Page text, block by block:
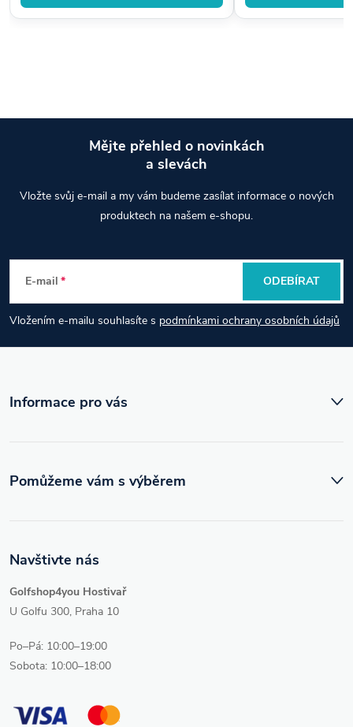
p
a
t
Mějte přehled o novinkách
a slevách
Vložte svůj e-mail a my vám budeme zasílat informace o nových
produktech na našem e-shopu.
E-mail
Vložením e-mailu souhlasíte s podmínkami ochrany osobních údajů
ODEBÍRAT
Informace pro vás
Navštivte nás
Golfshop4you Hostivař
U Golfu 300, Praha 10
Po–Pá: 10:00–19:00
Sobota: 10:00–18:00
Pomůžeme vám s výběrem